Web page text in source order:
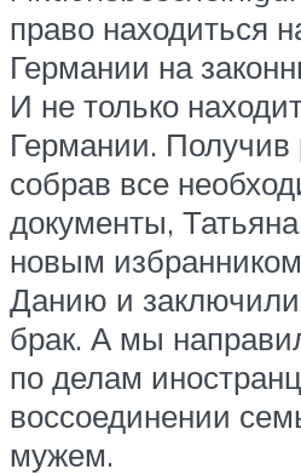
право находиться
Германии на
И не только
Германии.
собрав все
документы,
новым
Данию и
брак. А мы
по делам
воссоединении
мужем.